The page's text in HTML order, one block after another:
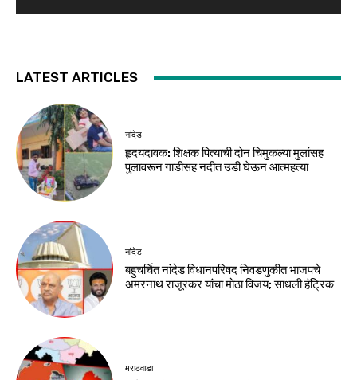
LATEST ARTICLES
नांदेड
हृदयदावक: शिक्षक पित्याची दोन चिमुकल्या मुलांसह
पुलावरून गाडीसह नदीत उडी घेऊन आत्महत्या
नांदेड
बहुचर्चित नांदेड विधानपरिषद निवडणुकीत भाजपचे
अमरनाथ राजूरकर यांचा मोठा विजय; साधली हॅट्रिक
मराठवाडा